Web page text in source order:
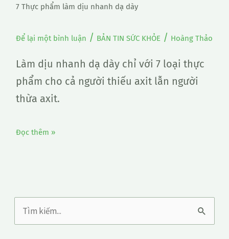
7 Thực phẩm làm dịu nhanh dạ dày
Để lại một bình luận / BẢN TIN SỨC KHỎE/ Hoàng Thảo
Làm dịu nhanh dạ dày chỉ với 7 loại thực
phẩm cho cả người thiếu axit lẫn người
thừa axit.
dày
Đọc thêm »